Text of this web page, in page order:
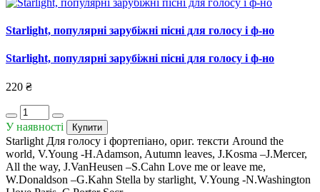
Starlight, популярні зарубіжні пісні для голосу і ф-но
Starlight, популярні зарубіжні пісні для голосу і ф-но
220 ₴
У наявності Купити
Starlight Для голосу і фортепіано, ориг. тексти Around the
world, V.Young -H.Adamson, Autumn leaves, J.Kosma –J.Mercer,
All the way, J.VanHeusen –S.Cahn Love me or leave me,
W.Donaldson –G.Kahn Stella by starlight, V.Young -N.Washington